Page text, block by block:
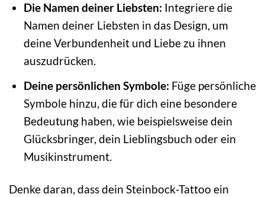
Die Namen deiner Liebsten: Integriere die
Namen deiner Liebsten in das Design, um
deine Verbundenheit und Liebe zu ihnen
auszudrücken.
Deine persönlichen Symbole: Füge persönliche
Symbole hinzu, die für dich eine besondere
Bedeutung haben, wie beispielsweise dein
Glücksbringer, dein Lieblingsbuch oder ein
Musikinstrument.
Denke daran, dass dein Steinbock-Tattoo ein